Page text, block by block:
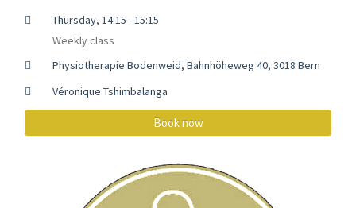
Thursday, 14:15 - 15:15
Weekly class
Physiotherapie Bodenweid, Bahnhöheweg 40, 3018 Bern
Véronique Tshimbalanga
Book now